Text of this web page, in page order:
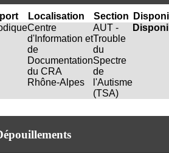
Localisation Section
Centre
d'Information et
de
Documentation
du CRA
Rhône-Alpes
AUT -
Trouble
du
Spectre
de
l'Autisme
(TSA)